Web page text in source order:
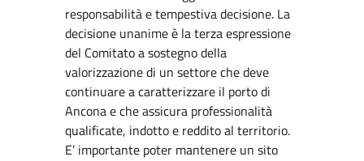
responsabilità e tempestiva decisione. La
decisione unanime è la terza espressione
del Comitato a sostegno della
valorizzazione di un settore che deve
continuare a caratterizzare il porto di
Ancona e che assicura professionalità
qualificate, indotto e reddito al territorio.
E’ importante poter mantenere un sito